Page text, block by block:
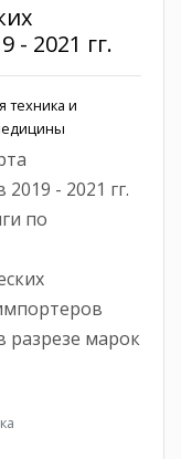
- 2021 гг.
техника и
- 2021 гг.
по
разрезе марок